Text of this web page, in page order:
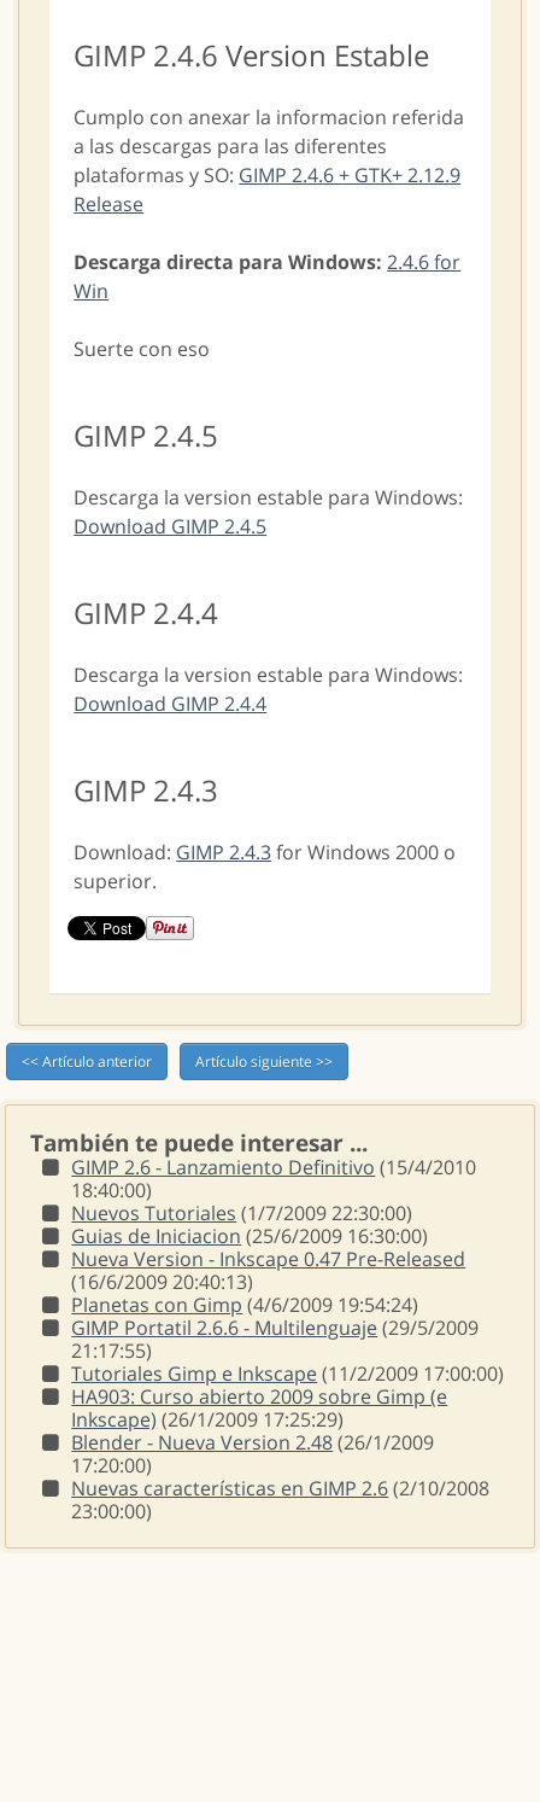
GIMP 2.4.6 Version Estable
Cumplo con anexar la informacion referida
a las descargas para las diferentes
plataformas y SO: GIMP 2.4.6 + GTK+ 2.12.9
Release
Descarga directa para Windows: 2.4.6 for
Win
Suerte con eso
GIMP 2.4.5
Descarga la version estable para Windows:
Download GIMP 2.4.5
GIMP 2.4.4
Descarga la version estable para Windows:
Download GIMP 2.4.4
GIMP 2.4.3
Download: GIMP 2.4.3for Windows 2000 o
superior.
<< Artículo anterior Artículo siguiente >>
También te puede interesar ...
GIMP 2.6 - Lanzamiento Definitivo (15/4/2010
18:40:00)
Nuevos Tutoriales (1/7/2009 22:30:00)
Guias de Iniciacion (25/6/2009 16:30:00)
Nueva Version - Inkscape 0.47 Pre-Released
(16/6/2009 20:40:13)
Planetas con Gimp (4/6/2009 19:54:24)
GIMP Portatil 2.6.6 - Multilenguaje(29/5/2009
21:17:55)
Tutoriales Gimp e Inkscape(11/2/2009 17:00:00)
HA903: Curso abierto 2009 sobre Gimp (e
Inkscape) (26/1/2009 17:25:29)
Blender - Nueva Version 2.48(26/1/2009
17:20:00)
Nuevas características en GIMP 2.6(2/10/2008
23:00:00)